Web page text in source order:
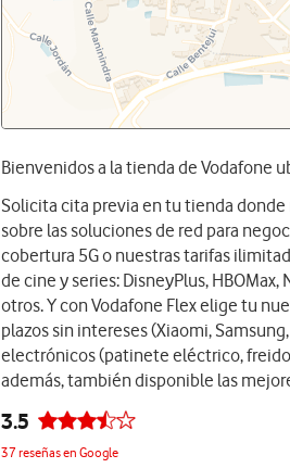
Bienvenidos a la tienda de Vodafone
Solicita cita previa en tu tienda
sobre las soluciones de red para
cobertura 5G o nuestras tarifas
de cine y series: DisneyPlus,
otros. Y con Vodafone Flex elige tu
plazos sin intereses (Xiaomi,
electrónicos (patinete eléctrico,
además, también disponible las
3.5
37 reseñas en Google